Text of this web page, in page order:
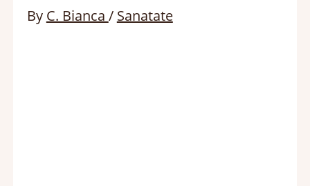
By C. Bianca / Sanatate